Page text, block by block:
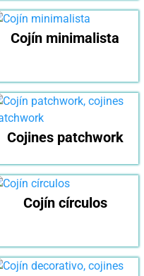
Cojín minimalista
Cojines patchwork
Cojín círculos